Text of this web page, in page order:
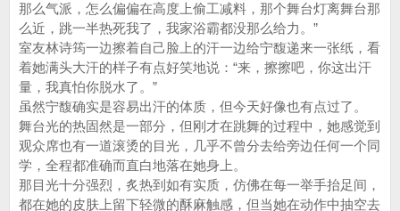
那么气派，怎么偏偏在高度上偷工减料，那个舞台灯离舞台那
么近，跳一半热死我了，我家浴霸都没那么给力。”
室友林诗筠一边擦着自己脸上的汗一边给宁馥递来一张纸，看
着她满头大汗的样子有点好笑地说：“来，擦擦吧，你这出汗
量，我真怕你脱水了。”
虽然宁馥确实是容易出汗的体质，但今天好像也有点过了。
舞台光的热固然是一部分，但刚才在跳舞的过程中，她感觉到
观众席也有一道滚烫的目光，几乎不曾分去给旁边任何一个同
学，全程都准确而直白地落在她身上。
那目光十分强烈，炙热到如有实质，仿佛在每一举手抬足间，
都在她的皮肤上留下轻微的酥麻触感，但当她在动作中抽空去